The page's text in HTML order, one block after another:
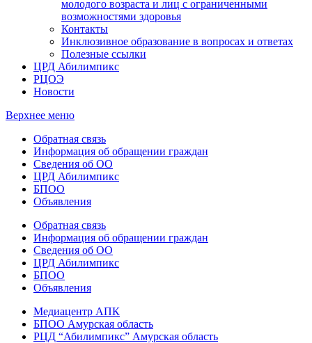
молодого возраста и лиц с ограниченными
возможностями здоровья
Контакты
Инклюзивное образование в вопросах и ответах
Полезные ссылки
ЦРД Абилимпикс
РЦОЭ
Новости
Верхнее меню
Обратная связь
Информация об обращении граждан
Сведения об ОО
ЦРД Абилимпикс
БПОО
Объявления
Обратная связь
Информация об обращении граждан
Сведения об ОО
ЦРД Абилимпикс
БПОО
Объявления
Медиацентр АПК
БПОО Амурская область
РЦД “Абилимпикс” Амурская область